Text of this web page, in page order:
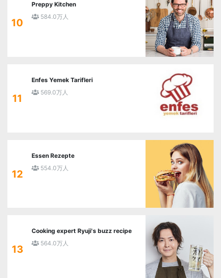
10
Preppy Kitchen
584.0万人
11
Enfes Yemek Tarifleri
569.0万人
12
Essen Rezepte
554.0万人
13
Cooking expert Ryuji's buzz recipe
564.0万人